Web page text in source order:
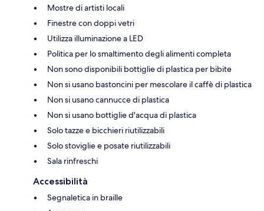
Mostre di artisti locali
Finestre con doppi vetri
Utilizza illuminazione a LED
Politica per lo smaltimento degli alimenti completa
Non sono disponibili bottiglie di plastica per bibite
Non si usano bastoncini per mescolare il caffè di plastica
Non si usano cannucce di plastica
Non si usano bottiglie d'acqua di plastica
Solo tazze e bicchieri riutilizzabili
Solo stoviglie e posate riutilizzabili
Sala rinfreschi
Accessibilità
Segnaletica in braille